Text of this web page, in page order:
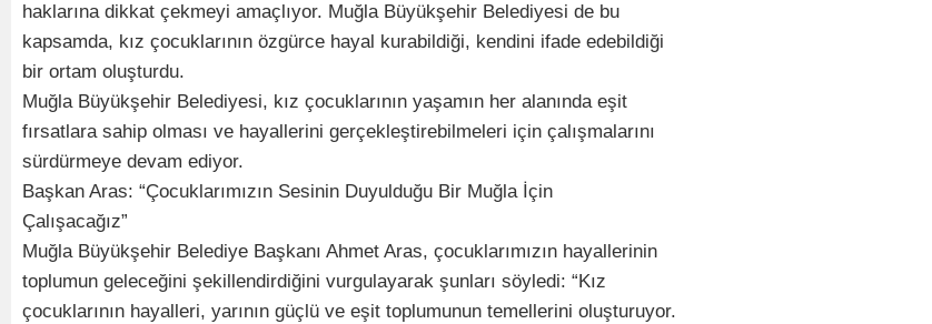
haklarına dikkat çekmeyi amaçlıyor. Muğla Büyükşehir Belediyesi de bu
kapsamda, kız çocuklarının özgürce hayal kurabildiği, kendini ifade edebildiği
bir ortam oluşturdu.
Muğla Büyükşehir Belediyesi, kız çocuklarının yaşamın her alanında eşit
fırsatlara sahip olması ve hayallerini gerçekleştirebilmeleri için çalışmalarını
sürdürmeye devam ediyor.
Başkan Aras: “Çocuklarımızın Sesinin Duyulduğu Bir Muğla İçin
Çalışacağız”
Muğla Büyükşehir Belediye Başkanı Ahmet Aras, çocuklarımızın hayallerinin
toplumun geleceğini şekillendirdiğini vurgulayarak şunları söyledi: “Kız
çocuklarının hayalleri, yarının güçlü ve eşit toplumunun temellerini oluşturuyor.